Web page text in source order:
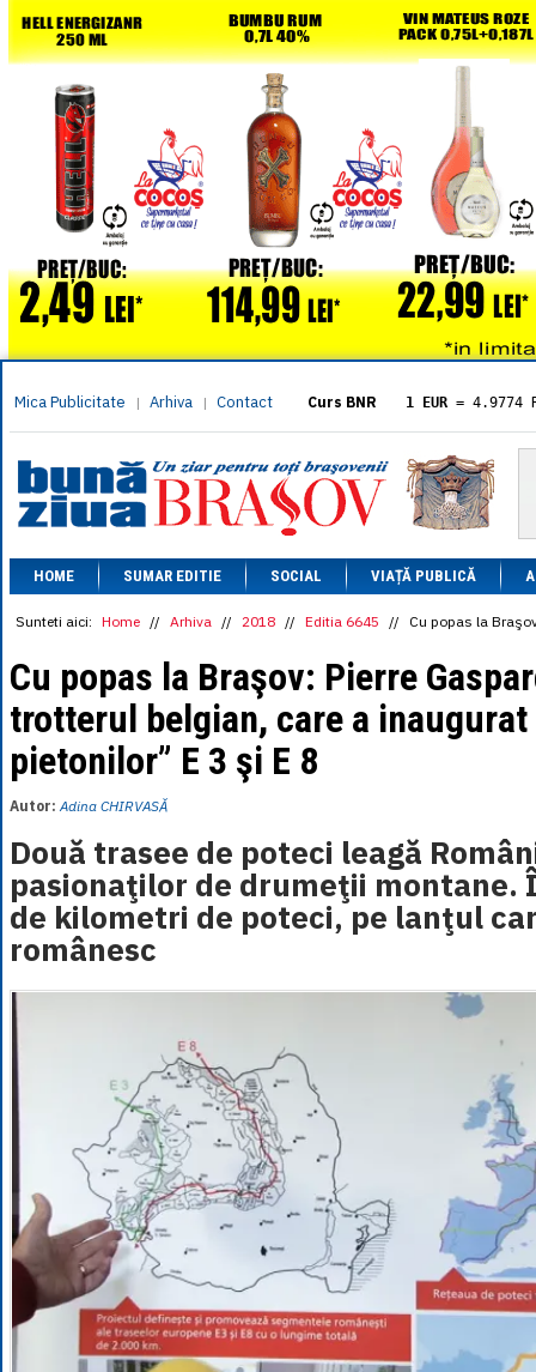
Mica Publicitate | Arhiva | Contact Curs BNR 1 EUR = 4.9774
= 5.8304
1 XAU= 464.4611
1 AED= 1.1933
1 AUD= 2.7957
1 BGN= 2.5449
1 CAD= 3.1559
1 CHF= 5.2813
1 CNY= 0.6015
1 DKK
1 EGP= 0.0860
= 1.2223
1 INR= 0.0513
1 NZD= 2.6097
1 PLN= 1.1646
1 RSD= 0.0425
1 RUB = 0.0530
1 XDR= 5.9383
HOME SUMAR EDITIE SOCIAL VIAȚĂ PUBLICĂ
Sunteti aici: Home // Arhiva // 2018 // Editia 6645 // Cu popas la
Cu popas la Braşov: Pierre
trotterul belgian, care a
pietonilor” E 3 şi E 8
Autor:Adina CHIRVASĂ
Două trasee de poteci leagă
pasionaţilor de drumeţii montane.
de kilometri de poteci, pe lanţul
românesc